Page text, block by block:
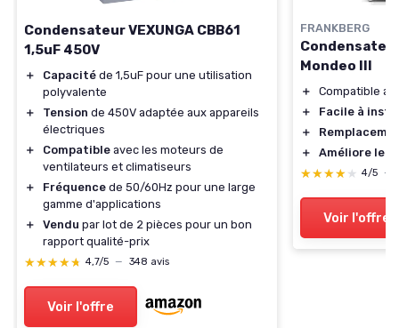
Condensateur VEXUNGA CBB61
1,5uF 450V
＋ Capacité de 1,5uF pour une utilisation
polyvalente
＋
Tension de 450V adaptée aux appareils
électriques
＋
Compatible avec les moteurs de
ventilateurs et climatiseurs
＋
Fréquence de 50/60Hz pour une large
gamme d'applications
＋
Vendu par lot de 2 pièces pour un bon
rapport qualité-prix
★★★★★
★★★★★ 4,7/5 — 348 avis
Voir l'offre
FRANKBERG
Mondeo III
＋
Compatible
＋
Facile à
＋
＋
Améliore le
★★★★★
★★★★★ 4/5 —
Voir l'offre